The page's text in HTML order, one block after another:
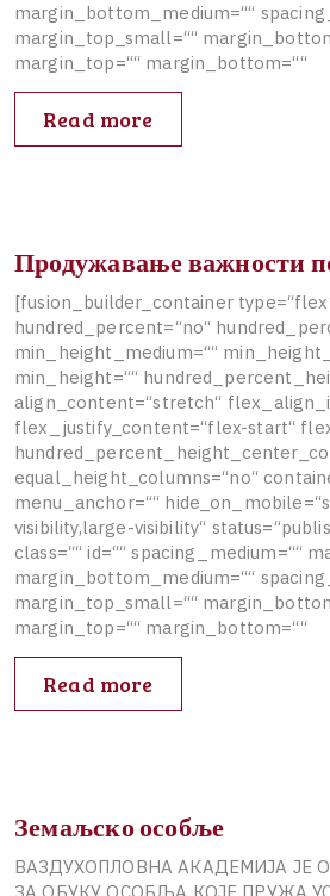
margin bottom medium=““ spacing
margin top small=““ margin botto
margin top=““ margin bottom=““
Read more
Продужавање важности
[fusion builder_ container type=“flex
hundred percent=“no“ hundred per
min height medium=““ min height
min height=““ hundred percent hei
align content=“stretch“ flex align _i
flex justify_ content=“flex-start“ fle
hundred percent height center_ co
equal_ height columns=“no“ contain
menu anchor=““ hide_on mobile=“s
visibility,large-visibility“ status=“publis
class=““ id=““ spacing medium=““ m
margin bottom medium=““ spacing
margin top small=““ margin botto
margin top=““ margin bottom=““
Read more
Земаљско особље
ВАЗДУХОПЛОВНА АКАДЕМИЈА ЈЕ О